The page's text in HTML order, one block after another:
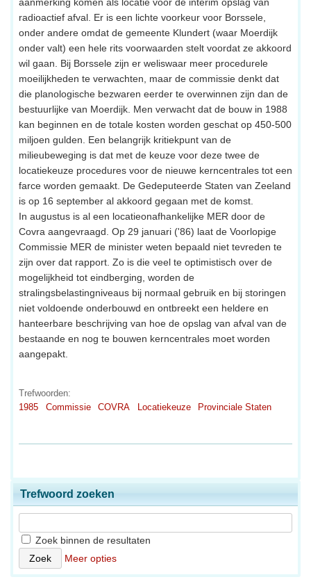
aanmerking komen als locatie voor de interim opslag van
radioactief afval. Er is een lichte voorkeur voor Borssele,
onder andere omdat de gemeente Klundert (waar Moerdijk
onder valt) een hele rits voorwaarden stelt voordat ze akkoord
wil gaan. Bij Borssele zijn er weliswaar meer procedurele
moeilijkheden te verwachten, maar de commissie denkt dat
die planologische bezwaren eerder te overwinnen zijn dan de
bestuurlijke van Moerdijk. Men verwacht dat de bouw in 1988
kan beginnen en de totale kosten worden geschat op 450-500
miljoen gulden. Een belangrijk kritiekpunt van de
milieubeweging is dat met de keuze voor deze twee de
locatiekeuze procedures voor de nieuwe kerncentrales tot een
farce worden gemaakt. De Gedeputeerde Staten van Zeeland
is op 16 september al akkoord gegaan met de komst.
In augustus is al een locatieonafhankelijke MER door de
Covra aangevraagd. Op 29 januari ('86) laat de Voorlopige
Commissie MER de minister weten bepaald niet tevreden te
zijn over dat rapport. Zo is die veel te optimistisch over de
mogelijkheid tot eindberging, worden de
stralingsbelastingniveaus bij normaal gebruik en bij storingen
niet voldoende onderbouwd en ontbreekt een heldere en
hanteerbare beschrijving van hoe de opslag van afval van de
bestaande en nog te bouwen kerncentrales moet worden
aangepakt.
Trefwoorden:
1985
Commissie COVRA Locatiekeuze Provinciale Staten
Trefwoord zoeken
Zoek binnen de resultaten
Meer opties